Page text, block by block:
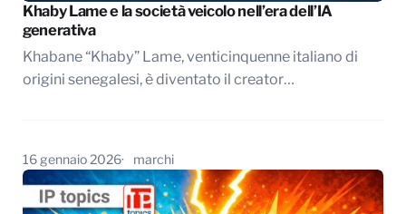
Khaby Lame e la società veicolo nell’era dell’IA
generativa
Khabane “Khaby” Lame, venticinquenne italiano di
origini senegalesi, è diventato il creator…
16 gennaio 2026 marchi